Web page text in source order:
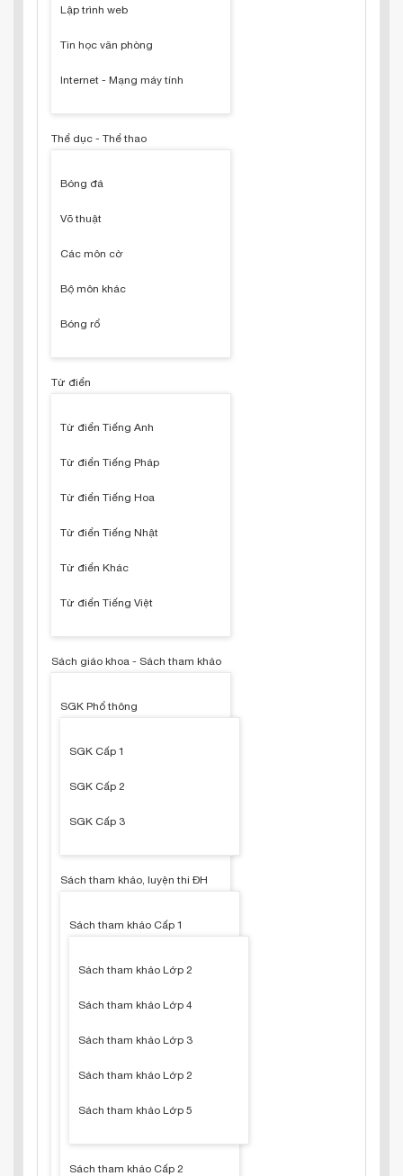
Lập trình web
Tin học văn phòng
Internet - Mạng máy tính
Thể dục - Thể thao
Bóng đá
Võ thuật
Các môn cờ
Bộ môn khác
Bóng rổ
Từ điển
Từ điển Tiếng Anh
Từ điển Tiếng Pháp
Từ điển Tiếng Hoa
Từ điển Tiếng Nhật
Từ điển Khác
Từ điển Tiếng Việt
Sách giáo khoa - Sách tham khảo
SGK Phổ thông
SGK Cấp 1
SGK Cấp 2
SGK Cấp 3
Sách tham khảo, luyện thi ĐH
Sách tham khảo Cấp 1
Sách tham khảo Lớp 2
Sách tham khảo Lớp 4
Sách tham khảo Lớp 3
Sách tham khảo Lớp 2
Sách tham khảo Lớp 5
Sách tham khảo Cấp 2